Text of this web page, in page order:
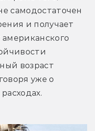
самодостаточен
и получает
возраст
уже о